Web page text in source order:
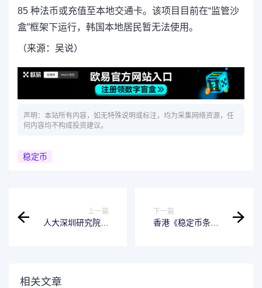
85 种法币或充值至本地交通卡。该项目目前在“监管沙
盒”框架下运行，韩国本地居民暂无法使用。
（来源：吴说）
声明：本站所有内容，如无特殊说明或标注，均为采集网络资源，任
何内容均不构成投资建议。
稳定币
上一篇
人大深圳研究院常
下一篇
香港《稳定币条
相关文章